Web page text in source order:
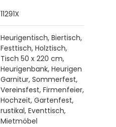
11291X
Heurigentisch, Biertisch,
Festtisch, Holztisch,
Tisch 50 x 220 cm,
Heurigenbank, Heurigen
Garnitur, Sommerfest,
Vereinsfest, Firmenfeier,
Hochzeit, Gartenfest,
rustikal, Eventtisch,
Mietmöbel